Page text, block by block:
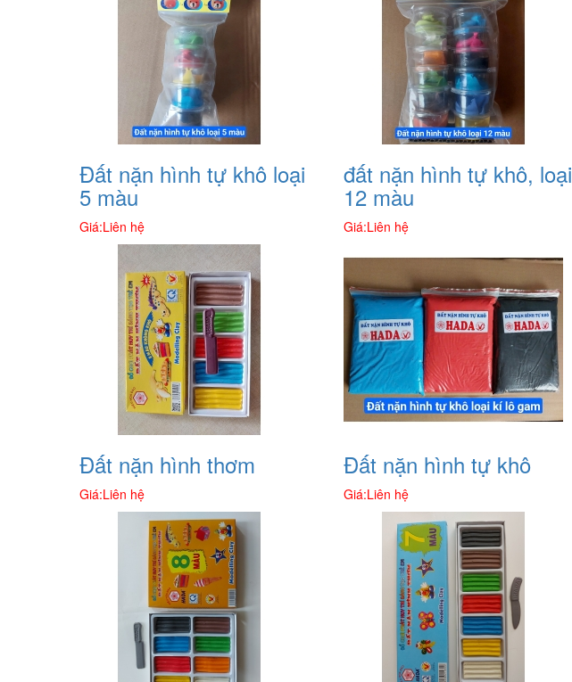
Đất nặn hình tự khô loại
5 màu
Giá:Liên hệ
đất nặn hình tự khô, loại
12 màu
Giá:Liên hệ
Đất nặn hình thơm
Giá:Liên hệ
Đất nặn hình tự khô
Giá:Liên hệ